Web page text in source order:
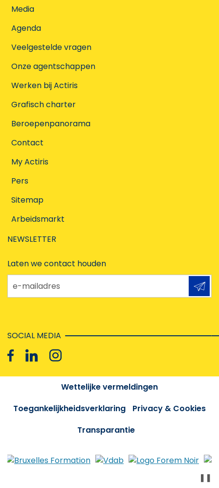
Media
Agenda
Veelgestelde vragen
Onze agentschappen
Werken bij Actiris
Grafisch charter
Beroepenpanorama
Contact
My Actiris
Pers
Sitemap
Arbeidsmarkt
NEWSLETTER
Laten we contact houden
e-mailadres
SOCIAL MEDIA
Wettelijke vermeldingen
Toegankelijkheidsverklaring
Privacy & Cookies
Transparantie
❚❚